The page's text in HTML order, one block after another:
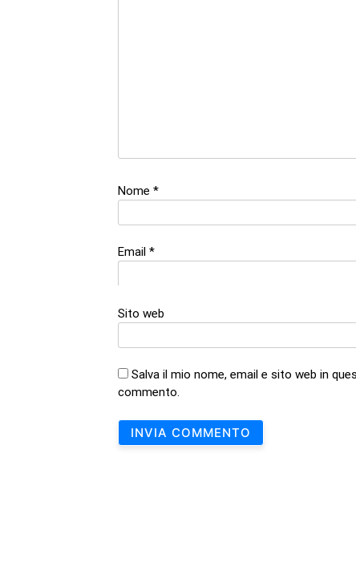
Nome *
Email *
Sito web
Salva il mio nome, email e sito web in
commento.